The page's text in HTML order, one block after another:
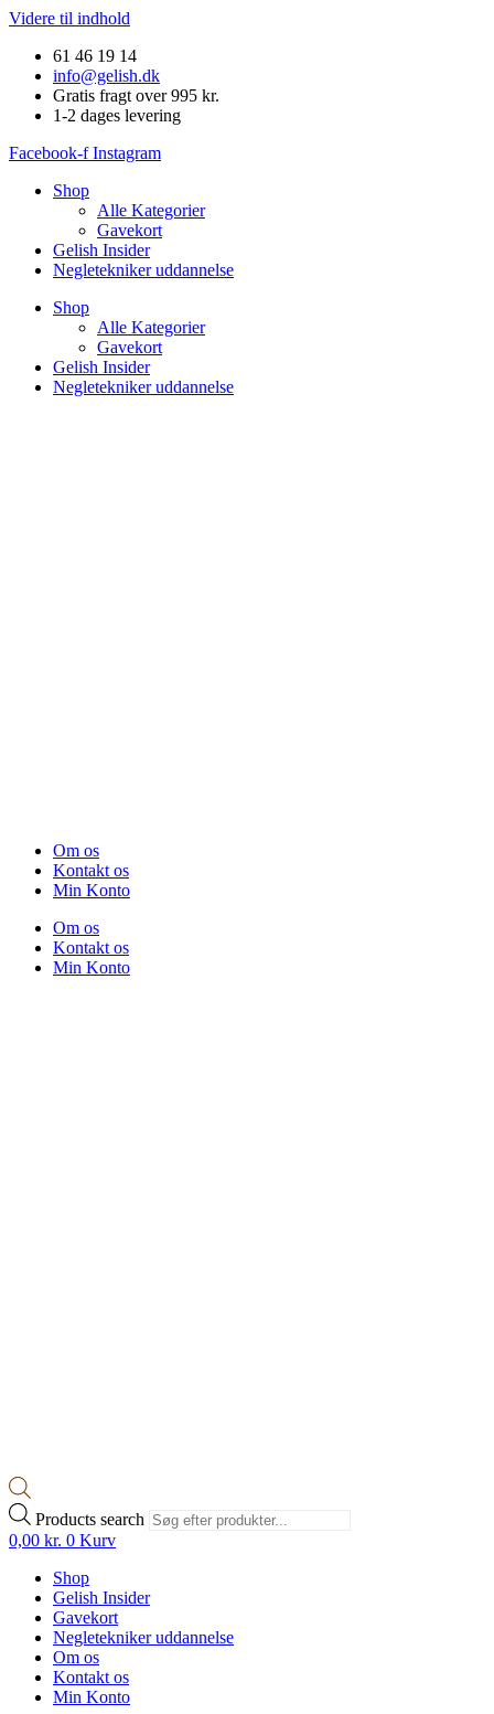
Videre til indhold
61 46 19 14
info@gelish.dk
Gratis fragt over 995 kr.
1-2 dages levering
Facebook-f Instagram
Shop
Alle Kategorier
Gavekort
Gelish Insider
Negletekniker uddannelse
Shop
Alle Kategorier
Gavekort
Gelish Insider
Negletekniker uddannelse
Om os
Kontakt os
Min Konto
Om os
Kontakt os
Min Konto
Products search
0,00 kr. 0 Kurv
Shop
Gelish Insider
Gavekort
Negletekniker uddannelse
Om os
Kontakt os
Min Konto